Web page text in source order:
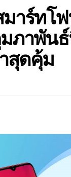
ร์ทโฟ
ภาพัน
สุดคุ้ม